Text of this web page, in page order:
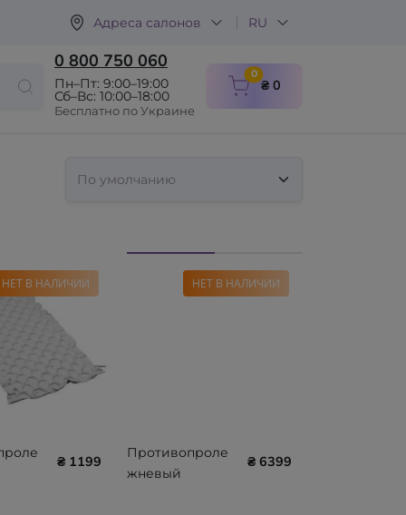
Адреса салонов RU
0 800 750 060
Пн–Пт: 9:00–19:00
Сб–Вс: 10:00–18:00
Бесплатно по Украине
0items in cart
₴ 0
НЕТ В НАЛИЧИИ
₴ 1199
НЕТ В НАЛИЧИИ
Противопроле
жневый
₴ 6399